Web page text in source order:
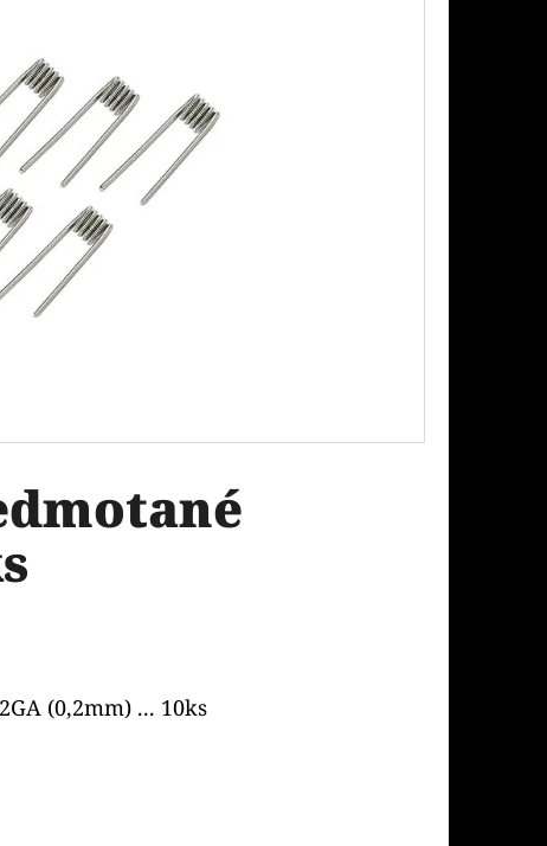
(0,2mm) ... 10ks
CARTRIDGE
20MG